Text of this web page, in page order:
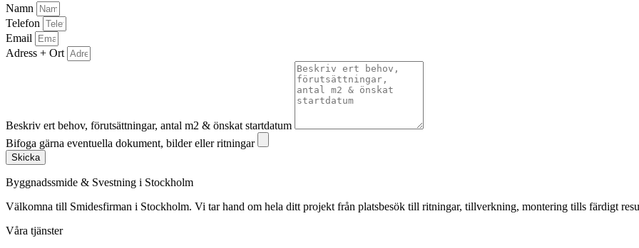
Namn
Telefon
Email
Adress + Ort
Beskriv ert behov, förutsättningar, antal m2 & önskat startdatum
Bifoga gärna eventuella dokument, bilder eller ritningar
Skicka
Byggnadssmide & Svestning i Stockholm
Välkomna till Smidesfirman i Stockholm. Vi tar hand om hela ditt projekt från platsbesök till ritningar, tillverkning, montering tills färdigt
Våra tjänster